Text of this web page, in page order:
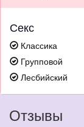
Секс
Классика
Групповой
Лесбийский
Отзывы